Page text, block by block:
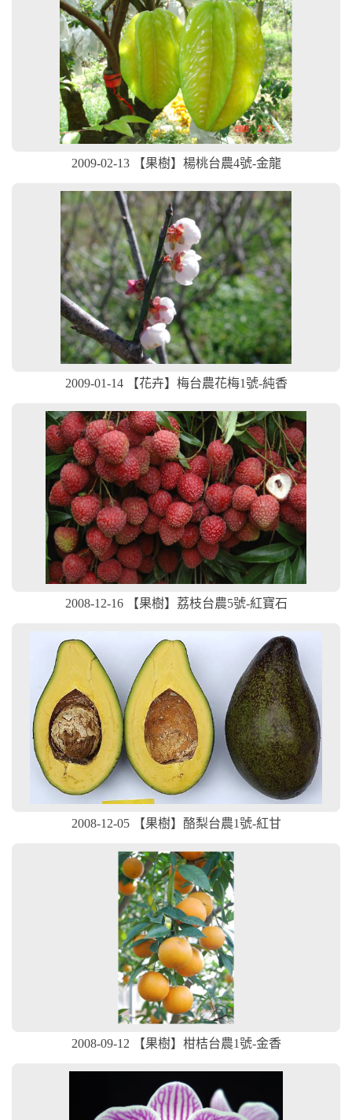
2009-02-13 【果樹】楊桃台農4號-金龍
2009-01-14 【花卉】梅台農花梅1號-純香
2008-12-16 【果樹】荔枝台農5號-紅寶石
2008-12-05 【果樹】酪梨台農1號-紅甘
2008-09-12 【果樹】柑桔台農1號-金香